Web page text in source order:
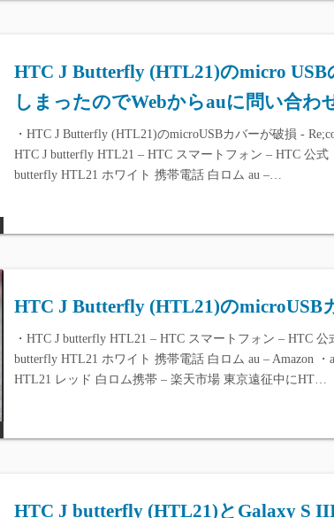
HTC J Butterfly (HTL21)のmicro USB
しまったのでWebからauに問い合わ
・HTC J Butterfly (HTL21)のmicroUSBカバーが破損 -
HTC J butterfly HTL21 – HTC スマートフォン – HTC 公式
butterfly HTL21 ホワイト 携帯電話 白ロム au –…
HTC J Butterfly (HTL21)のmicroUSB
・HTC J butterfly HTL21 – HTC スマートフォン – HTC 公
butterfly HTL21 ホワイト 携帯電話 白ロム au – Amazon ・
HTL21 レッド 白ロム携帯 – 楽天市場 東京遠征中にHT…
HTC J butterfly (HTL21)とGalaxy S